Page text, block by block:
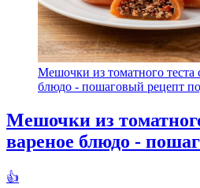
Мешочки из томатного теста
блюдо - пошаговый рецепт
Мешочки из
вареное блюдо -
👍